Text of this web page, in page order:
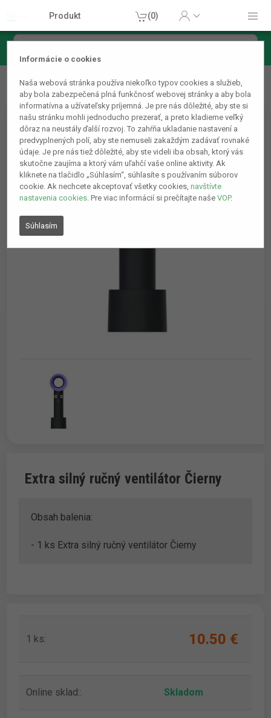
Informácie o cookies
Naša webová stránka používa niekoľko typov cookies a služieb,
aby bola zabezpečená plná funkčnosť webovej stránky a aby bola
informatívna a užívateľsky príjemná. Je pre nás dôležité, aby ste si
našu stránku mohli jednoducho prezerať, a preto kladieme veľký
dôraz na neustály ďalší rozvoj. To zahŕňa ukladanie nastavení a
predvyplnených polí, aby ste nemuseli zakaždým zadávať rovnaké
údaje. Je pre nás tiež dôležité, aby ste videli iba obsah, ktorý vás
skutočne zaujíma a ktorý vám uľahčí vaše online aktivity. Ak
kliknete na tlačidlo „Súhlasím“, súhlasíte s používaním súborov
cookie. Ak nechcete akceptovať všetky cookies,navštívte
nastavenia cookies. Pre viac informácií si prečítajte našeVOP.
Súhlasím
Produkt (0)
ručný ventilátor Čierny
Extra silný ručný ventilátor Čierny
Obsah balenia:
- 1 ks Extra silný ručný ventilátor Čierny
1 ks: 10.50 ‎€
Online sklad:: Skladom